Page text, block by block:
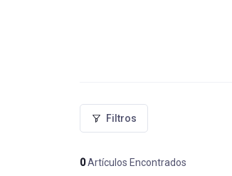
Filtros
0Artículos Encontrados